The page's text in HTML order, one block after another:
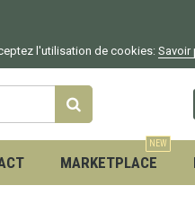
l'utilisation de cookies: Savoir
MARKETPLACE
NEW